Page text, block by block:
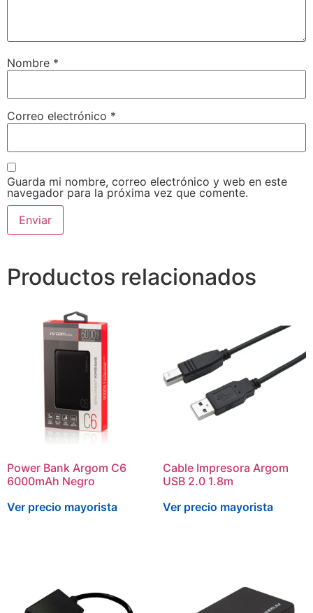
Nombre *
Correo electrónico *
Guarda mi nombre, correo electrónico y web en este
navegador para la próxima vez que comente.
Productos relacionados
Power Bank Argom C6
6000mAh Negro
Ver precio mayorista
Cable Impresora Argom
USB 2.0 1.8m
Ver precio mayorista